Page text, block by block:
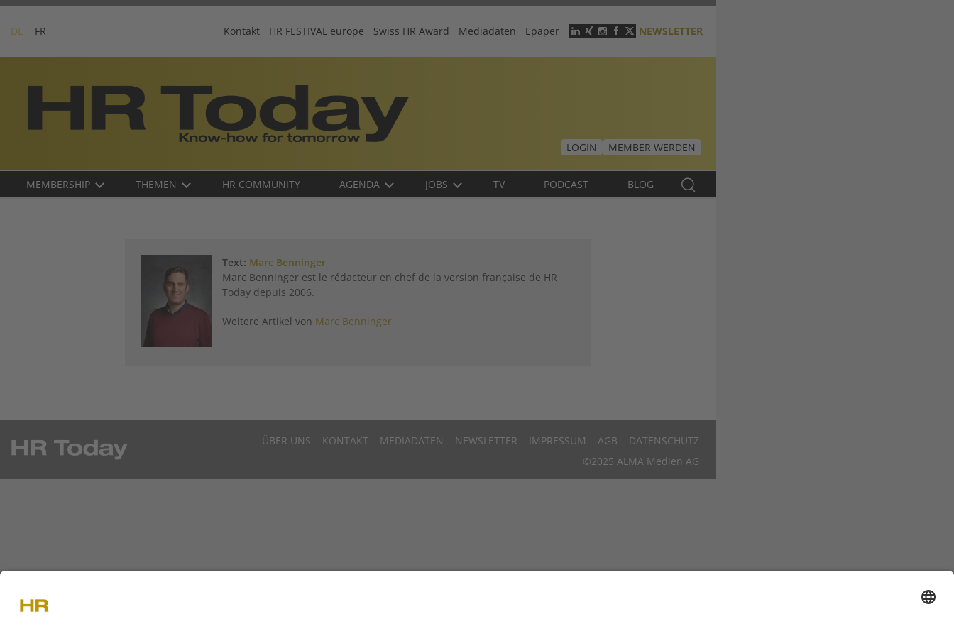
Skip
content
DE FR
Header
menu
Kontakt HR FESTIVAL europe Swiss HR Award Mediadaten Epaper NEWSLETTER
LOGIN
MEMBER WERDEN
Main
MEMBERSHIP THEMEN HR COMMUNITY AGENDA JOBS TV PODCAST BLOG
Text: Marc Benninger
Marc Benninger est le rédacteur en chef de la version française de HR
Today depuis 2006.
Weitere Artikel von Marc Benninger
DE
ÜBER UNS KONTAKT MEDIADATEN NEWSLETTER IMPRESSUM AGB
DATENSCHUTZ
©2025 ALMA Medien AG